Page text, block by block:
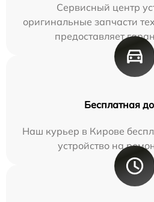
Сервисный центр
оригинальные запчасти
предоставляет
Бесплатная
Наш курьер в Кирове
устройство на